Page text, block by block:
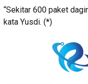
“Sekitar 600 paket
kata Yusdi. (*)